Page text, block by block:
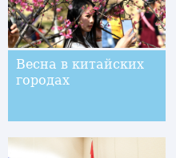
Весна в китайских
городах